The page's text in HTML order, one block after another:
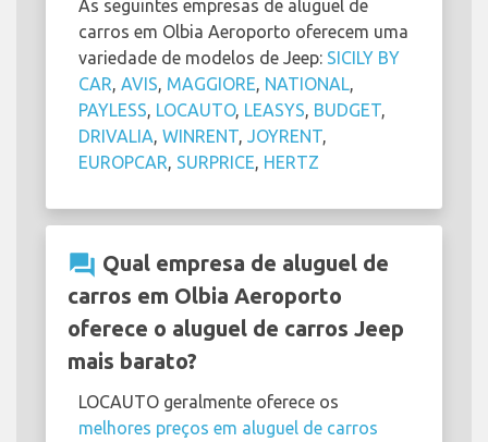
As seguintes empresas de aluguel de
carros em Olbia Aeroporto oferecem uma
variedade de modelos de Jeep: SICILY BY
CAR, AVIS, MAGGIORE, NATIONAL,
PAYLESS, LOCAUTO, LEASYS, BUDGET,
DRIVALIA, WINRENT, JOYRENT,
EUROPCAR, SURPRICE, HERTZ
question_answer Qual empresa de aluguel de
carros em Olbia Aeroporto
oferece o aluguel de carros Jeep
mais barato?
LOCAUTO geralmente oferece os
melhores preços em aluguel de carros